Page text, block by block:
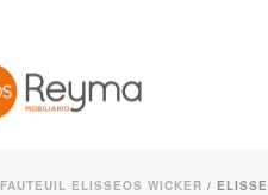
FAUTEUIL ELISSEOS WICKER /